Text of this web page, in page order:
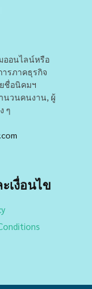
ออนไลน์หรือ
รภาคธุรกิจ
ชื่อนิคมฯ
นวนคนงาน, ผู้
ๆ
เงื่อนไข